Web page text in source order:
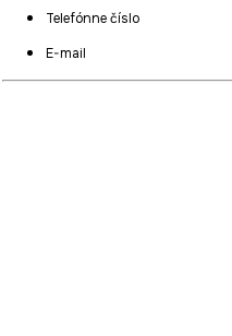
Telefónne číslo
E-mail